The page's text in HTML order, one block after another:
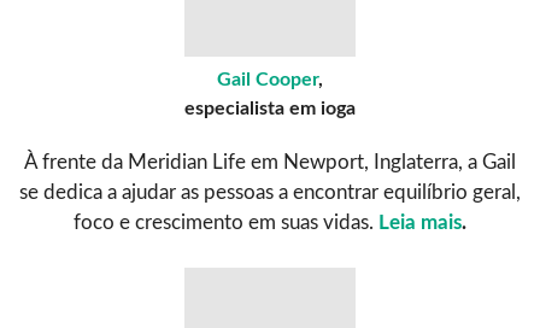
Gail Cooper,
especialista em ioga
À frente da Meridian Life em Newport, Inglaterra, a Gail
se dedica a ajudar as pessoas a encontrar equilíbrio geral,
foco e crescimento em suas vidas. Leia mais.